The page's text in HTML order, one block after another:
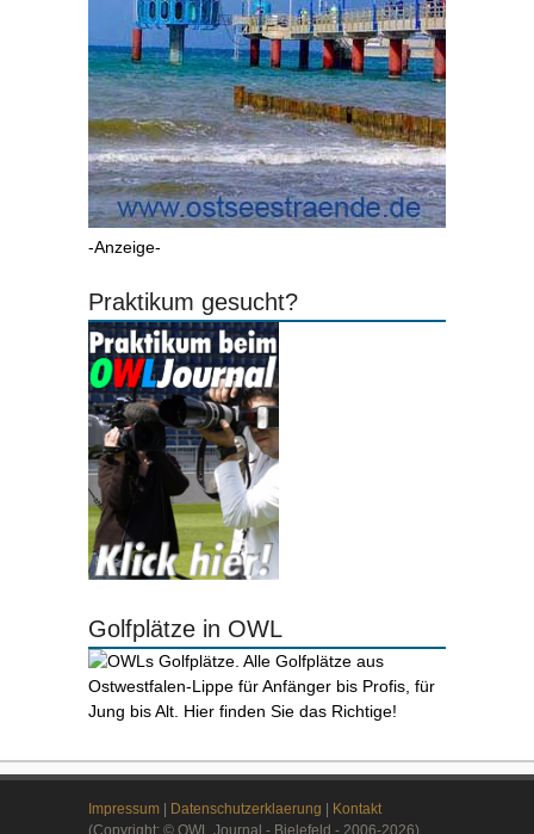
-Anzeige-
Praktikum gesucht?
Golfplätze in OWL
Impressum Datenschutzerklaerung
Kontakt